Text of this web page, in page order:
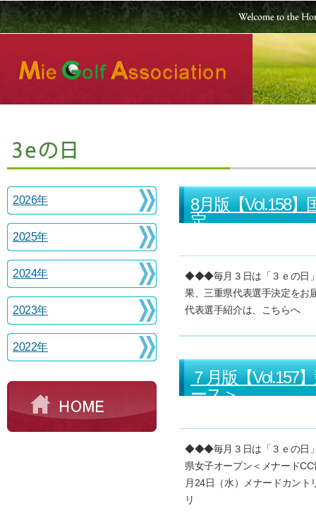
2026年
2025年
2024年
2023年
2022年
8月版【Vol.158
定
◆◆◆毎月３日は「３ｅの日
果、三重県代表選手決定を
代表選手紹介は、こちらへ
７月版【Vol.157
ース＞
◆◆◆毎月３日は「３ｅの日
県女子オープン＜メナード
月24日（水）メナードカン
リ